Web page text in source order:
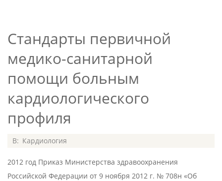
Стандарты первичной
медико-санитарной
помощи больным
кардиологического
профиля
2015-
01
В: Кардиология
2012 год Приказ Министерства здравоохранения
Российской Федерации от 9 ноября 2012 г. № 708н «Об